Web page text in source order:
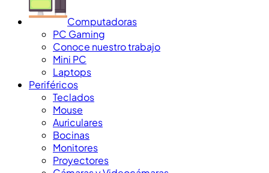
Computadoras
PC Gaming
Conoce nuestro trabajo
Mini PC
Laptops
Periféricos
Teclados
Mouse
Auriculares
Bocinas
Monitores
Proyectores